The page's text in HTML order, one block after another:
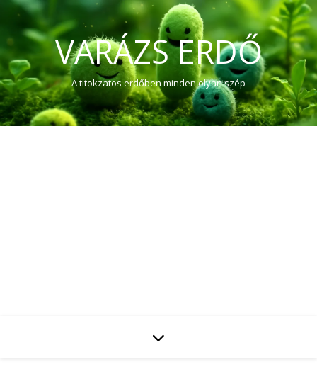
VARÁZS ERDŐ
A titokzatos erdőben minden olyan szép